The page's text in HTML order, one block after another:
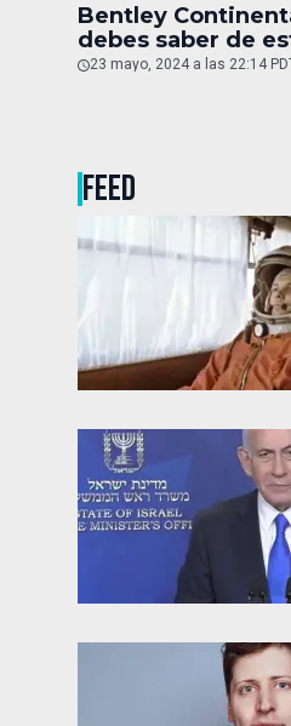
Bentley
debes saber de
23 mayo, 2024 a las 22:14
FEED